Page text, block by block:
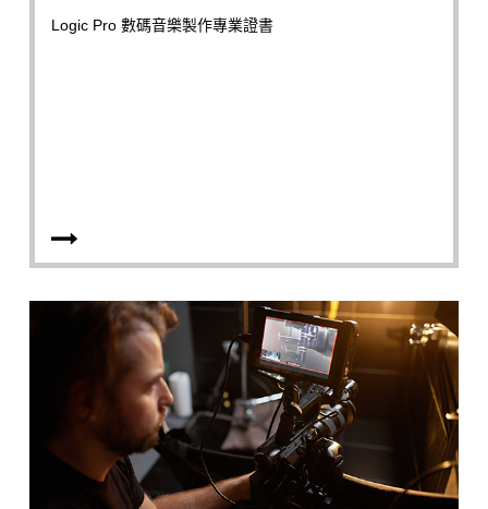
Logic Pro 數碼音樂製作專業證書